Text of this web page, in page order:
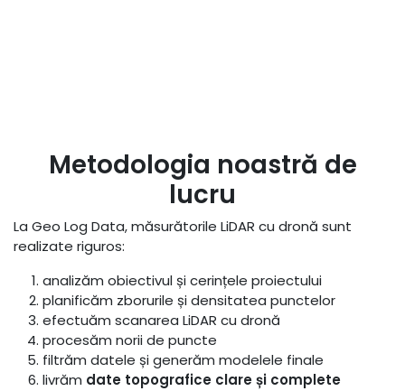
Metodologia noastră de
lucru
La Geo Log Data, măsurătorile LiDAR cu dronă sunt
realizate riguros:
analizăm obiectivul și cerințele proiectului
planificăm zborurile și densitatea punctelor
efectuăm scanarea LiDAR cu dronă
procesăm norii de puncte
filtrăm datele și generăm modelele finale
livrăm date topografice clare și complete